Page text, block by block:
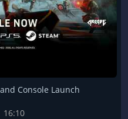
Console Launch
16:10